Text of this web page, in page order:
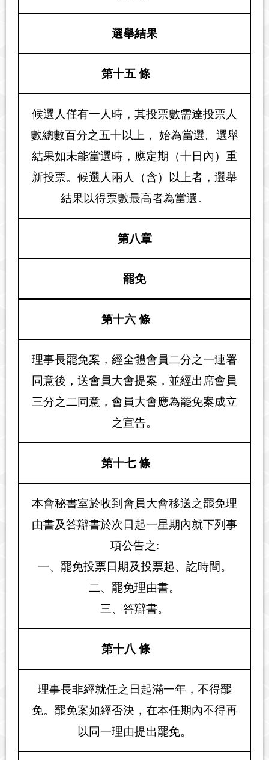
選舉結果
第十五 條
候選人僅有一人時，其投票數需達投票人
數總數百分之五十以上， 始為當選。選舉
結果如未能當選時，應定期（十日內）重
新投票。候選人兩人（含）以上者，選舉
結果以得票數最高者為當選。
第八章
罷免
第十六 條
理事長罷免案，經全體會員二分之一連署
同意後，送會員大會提案，並經出席會員
三分之二同意，會員大會應為罷免案成立
之宣告。
第十七 條
本會秘書室於收到會員大會移送之罷免理
由書及答辯書於次日起一星期內就下列事
項公告之:
一、罷免投票日期及投票起、訖時間。
二、罷免理由書。
三、答辯書。
第十八 條
理事長非經就任之日起滿一年，不得罷
免。罷免案如經否決，在本任期內不得再
以同一理由提出罷免。